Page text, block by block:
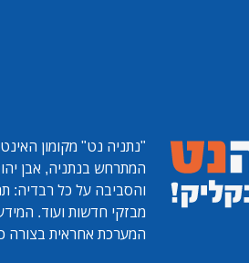
"נתניה נט" מקומון
המתרחש בנתניה, אבן
והסביבה על כל רבדיה:
מבזקי חדשות ועוד.
המערכת אחראית בצורה